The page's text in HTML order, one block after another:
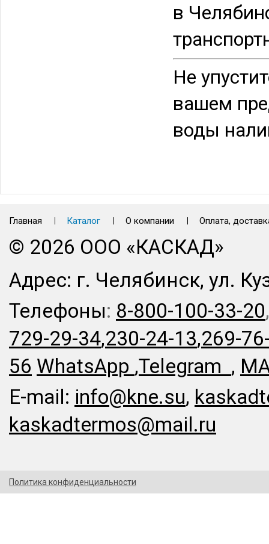
в
Не
вашем
воды
Главная Каталог О компании Оплата,
© 2026 ООО «КАСКАД»
Адрес: г. Челябинск, ул.
Телефоны: 8-800-100-33-20
729-29-34,230-24-13,269-
56 WhatsApp ,Telegram ,
E-mail: info@kne.su,
kaskadtermos@mail.ru
Политика конфиденциальности